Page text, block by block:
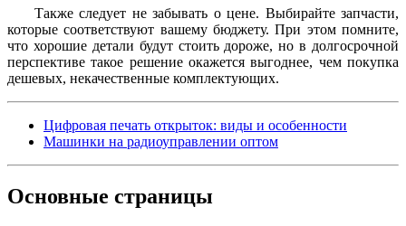
Также следует не забывать о цене. Выбирайте запчасти,
которые соответствуют вашему бюджету. При этом помните,
что хорошие детали будут стоить дороже, но в долгосрочной
перспективе такое решение окажется выгоднее, чем покупка
дешевых, некачественные комплектующих.
Цифровая печать открыток: виды и особенности
Машинки на радиоуправлении оптом
Основные страницы